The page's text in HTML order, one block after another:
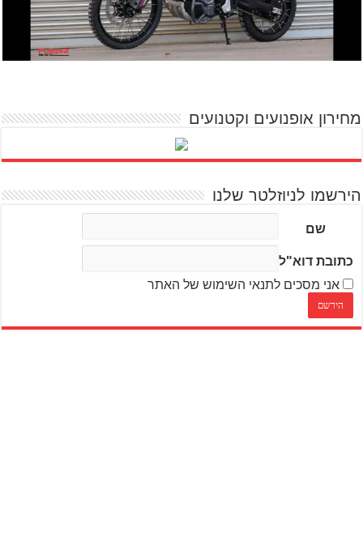
מחירון אופנועים וקטנועים
הירשמו לניוזלטר שלנו
שם
כתובת דוא"ל
אני מסכים לתנאי השימוש של האתר